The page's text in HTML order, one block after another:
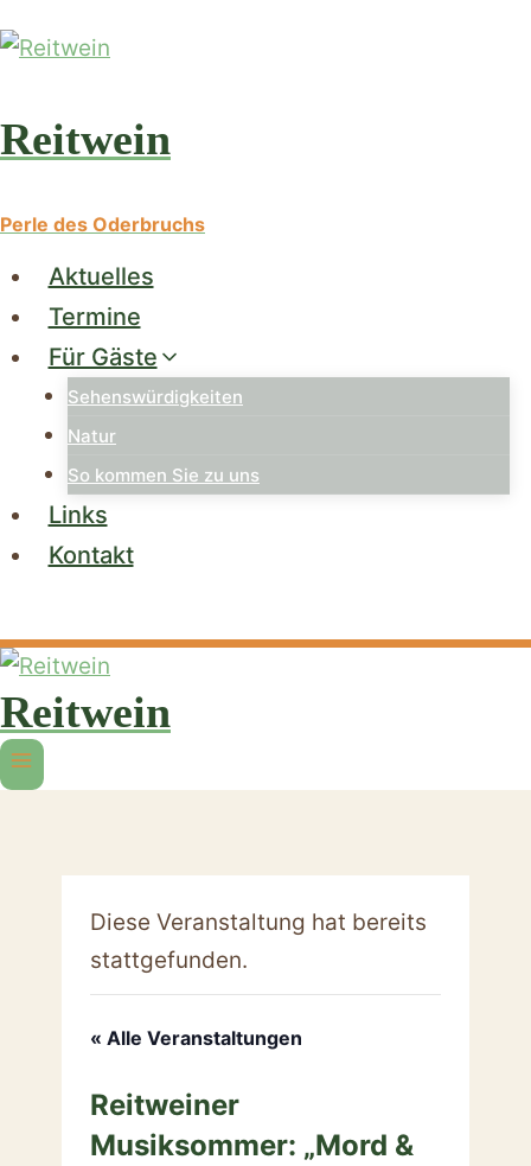
Inhalt
Reitwein
Perle des Oderbruchs
Aktuelles
Termine
Für Gäste
Sehenswürdigkeiten
Natur
So kommen Sie zu uns
Links
Kontakt
Reitwein
Diese Veranstaltung hat bereits
stattgefunden.
« Alle Veranstaltungen
Reitweiner
Musiksommer: „Mord &